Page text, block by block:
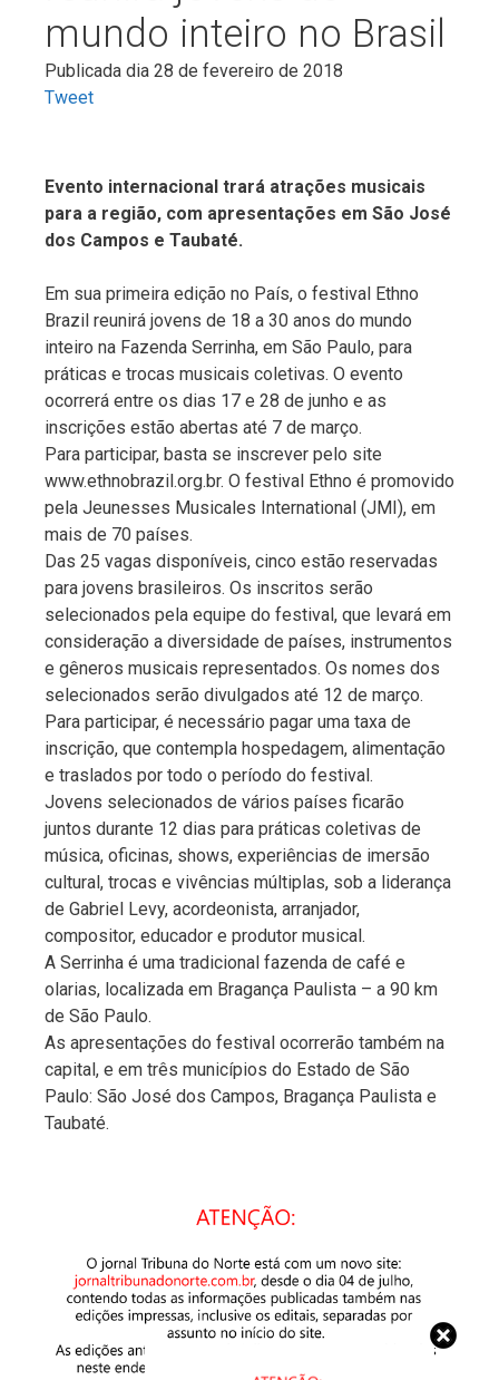
mundo inteiro no Brasil
Publicada dia 28 de fevereiro de 2018
Tweet
Evento internacional trará atrações musicais
para a região, com apresentações em São José
dos Campos e Taubaté.
Em sua primeira edição no País, o festival Ethno
Brazil reunirá jovens de 18 a 30 anos do mundo
inteiro na Fazenda Serrinha, em São Paulo, para
práticas e trocas musicais coletivas. O evento
ocorrerá entre os dias 17 e 28 de junho e as
inscrições estão abertas até 7 de março.
Para participar, basta se inscrever pelo site
www.ethnobrazil.org.br. O festival Ethno é promovido
pela Jeunesses Musicales International (JMI), em
mais de 70 países.
Das 25 vagas disponíveis, cinco estão reservadas
para jovens brasileiros. Os inscritos serão
selecionados pela equipe do festival, que levará em
consideração a diversidade de países, instrumentos
e gêneros musicais representados. Os nomes dos
selecionados serão divulgados até 12 de março.
Para participar, é necessário pagar uma taxa de
inscrição, que contempla hospedagem, alimentação
e traslados por todo o período do festival.
Jovens selecionados de vários países ficarão
juntos durante 12 dias para práticas coletivas de
música, oficinas, shows, experiências de imersão
cultural, trocas e vivências múltiplas, sob a liderança
de Gabriel Levy, acordeonista, arranjador,
compositor, educador e produtor musical.
A Serrinha é uma tradicional fazenda de café e
olarias, localizada em Bragança Paulista – a 90 km
de São Paulo.
As apresentações do festival ocorrerão também na
capital, e em três municípios do Estado de São
Paulo: São José dos Campos, Bragança Paulista e
Taubaté.